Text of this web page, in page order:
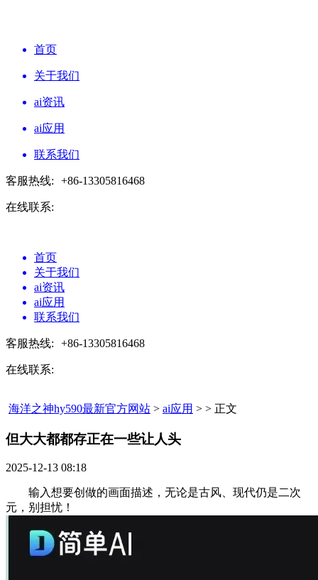
首页
关于我们
ai资讯
ai应用
联系我们
客服热线: +86-13305816468
在线联系:
首页
关于我们
ai资讯
ai应用
联系我们
客服热线: +86-13305816468
在线联系:
海洋之神hy590最新官方网站 > ai应用 > > 正文
但大大都都存正在一些让人头​
2025-12-13 08:18
输入想要创做的画面描述，无论是古风、现代仍是二次
元，别担忧！